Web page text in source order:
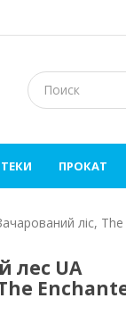
ПРОКАТ
ліс,
лес UA